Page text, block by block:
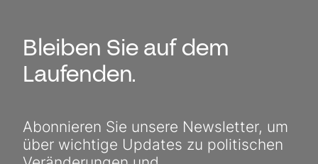
Bleiben Sie auf dem
Laufenden.
Abonnieren Sie unsere Newsletter, um
über wichtige Updates zu politischen